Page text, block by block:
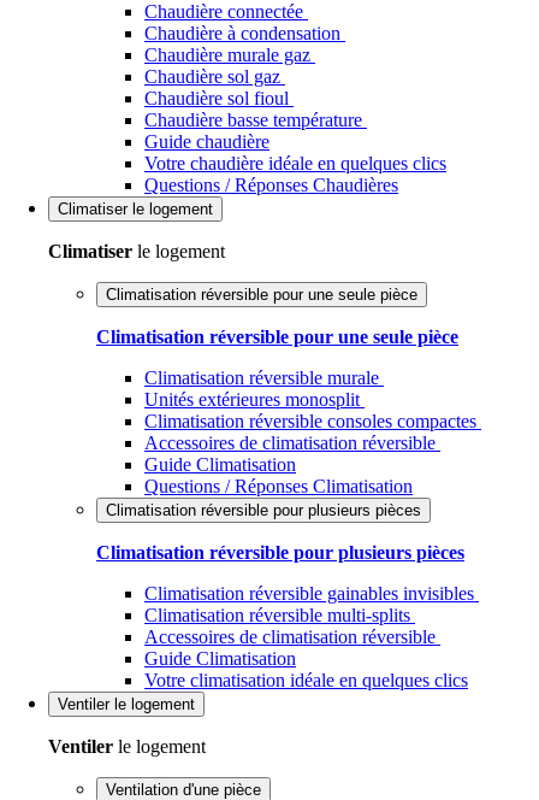
Chaudière connectée
Chaudière à condensation
Chaudière murale gaz
Chaudière sol gaz
Chaudière sol fioul
Chaudière basse température
Guide chaudière
Votre chaudière idéale en quelques clics
Questions / Réponses Chaudières
Climatiser le logement
Climatiser le logement
Climatisation réversible pour une seule pièce
Climatisation réversible pour une seule pièce
Climatisation réversible murale
Unités extérieures monosplit
Climatisation réversible consoles compactes
Accessoires de climatisation réversible
Guide Climatisation
Questions / Réponses Climatisation
Climatisation réversible pour plusieurs pièces
Climatisation réversible pour plusieurs pièces
Climatisation réversible gainables invisibles
Climatisation réversible multi-splits
Accessoires de climatisation réversible
Guide Climatisation
Votre climatisation idéale en quelques clics
Ventiler le logement
Ventiler le logement
Ventilation d'une pièce